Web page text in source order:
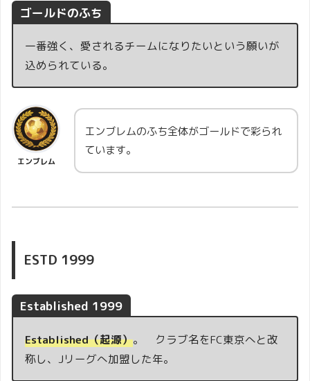
ゴールドのふち
一番強く、愛されるチームになりたいという願いが
込められている。
エンブレム
エンブレムのふち全体がゴールドで彩られ
ています。
ESTD 1999
Established 1999
Established（起源）。 クラブ名をFC東京へと改
称し、Jリーグへ加盟した年。